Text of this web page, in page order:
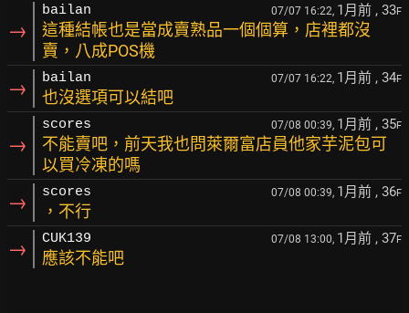
→
bailan 07/07 16:22, 1月前 , 33F
這種結帳也是當成賣熟品一個個算，店裡都沒
賣，八成POS機
→ bailan 07/07 16:22, 1月前 , 34F
也沒選項可以結吧
→
scores 07/08 00:39, 1月前 , 35F
不能賣吧，前天我也問萊爾富店員他家芋泥包可
以買冷凍的嗎
→ scores 07/08 00:39, 1月前 , 36F
，不行
→ CUK139 07/08 13:00, 1月前 , 37F
應該不能吧